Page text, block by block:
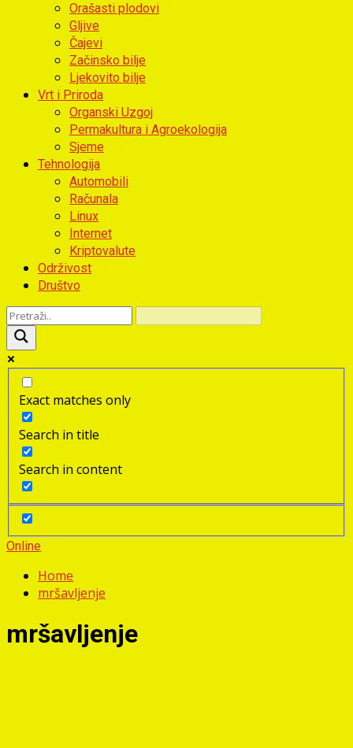
Orašasti plodovi
Gljive
Čajevi
Začinsko bilje
Ljekovito bilje
Vrt i Priroda
Organski Uzgoj
Permakultura i Agroekologija
Sjeme
Tehnologija
Automobili
Računala
Linux
Internet
Kriptovalute
Održivost
Društvo
Exact matches only
Search in title
Search in content
Online
Home
mršavljenje
mršavljenje